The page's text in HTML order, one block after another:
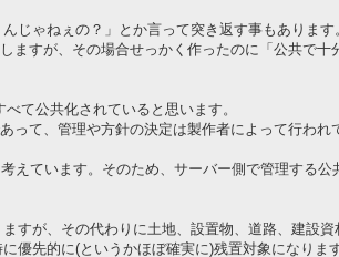
じゃねぇの？」とか言って突き返す事もあります
ますが、その場合せっかく作ったのに「公共で十
て公共化されていると思います。
って、管理や方針の決定は製作者によって行われ
えています。そのため、サーバー側で管理する公
すが、その代わりに土地、設置物、道路、建設資
優先的に(というかほぼ確実に)残置対象になります